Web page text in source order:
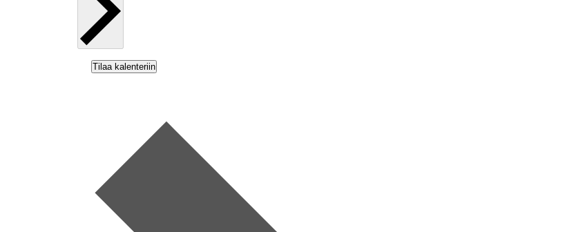
Tilaa kalenteriin